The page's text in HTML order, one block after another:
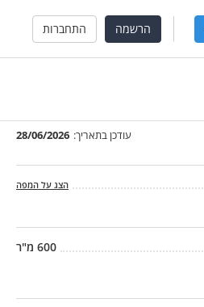
הרשמה התחברות
עודכן בתאריך: 28/06/2026
הצג על המפה
600 מ"ר